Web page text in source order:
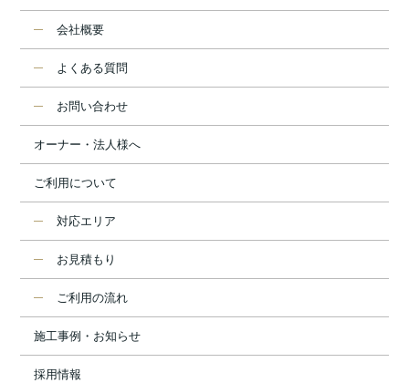
会社概要
よくある質問
お問い合わせ
オーナー・法人様へ
ご利用について
対応エリア
お見積もり
ご利用の流れ
施工事例・お知らせ
採用情報